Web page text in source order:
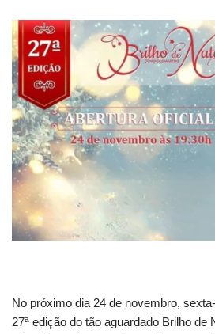
No próximo dia 24 de novembro,
27ª edição do tão aguardado Brilho de